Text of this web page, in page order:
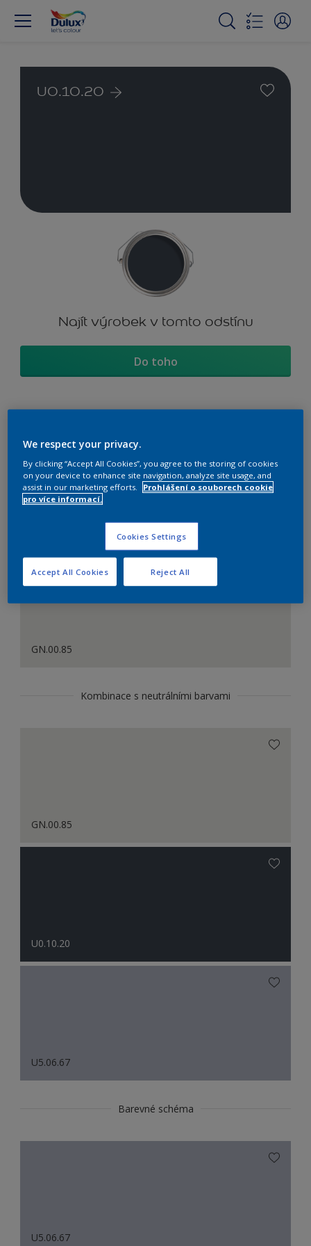
U0.10.20
Najít výrobek v tomto odstínu
Do toho
Koordinovat barevné
sekce
The Perfect White
GN.00.85
Kombinace s neutrálními barvami
GN.00.85
U0.10.20
U5.06.67
Barevné schéma
U5.06.67
We respect your privacy.
By clicking “Accept All Cookies”, you agree to the storing of cookies
on your device to enhance site navigation, analyze site usage, and
assist in our marketing efforts.
Prohlášení o souborech cookie
pro více informací.
Cookies Settings
Reject All
Accept All Cookies